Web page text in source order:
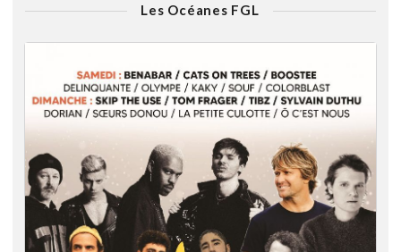
Les Océanes FGL